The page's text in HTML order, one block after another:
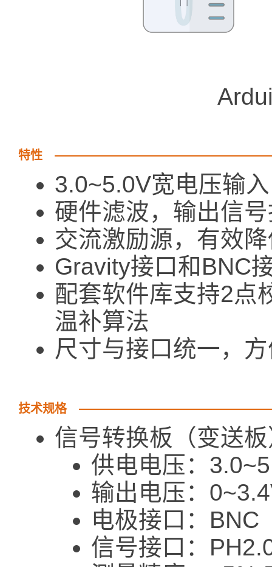
特性
3.0~5.0V宽电压输入
硬件滤波，输出信
交流激励源，有效
Gravity接口和BNC
配套软件库支持2点
温补算法
尺寸与接口统一，
技术规格
信号转换板（变送
供电电压：
输出电压：
电极接口：BNC
信号接口：